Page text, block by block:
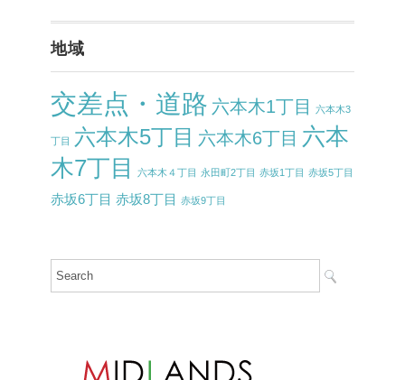
地域
交差点・道路 六本木1丁目 六本木3
丁目 六本木5丁目 六本木6丁目 六本
木7丁目
六本木４丁目 永田町2丁目 赤坂1丁目 赤坂5丁目
赤坂6丁目 赤坂8丁目 赤坂9丁目